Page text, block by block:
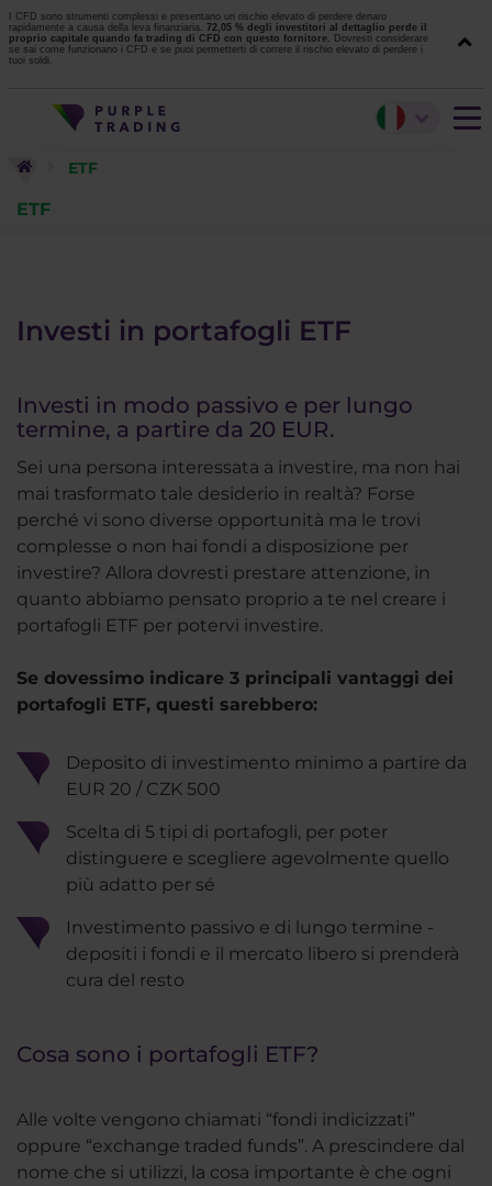
I CFD sono strumenti complessi e presentano un rischio elevato di perdere denaro
rapidamente a causa della leva finanziaria. 72,05 % degli investitori al dettaglio perde il
proprio capitale quando fa trading di CFD con questo fornitore. Dovresti considerare
se sai come funzionano i CFD e se puoi permetterti di correre il rischio elevato di perdere i
tuoi soldi.
ETF
ETF
Investi in portafogli ETF
Investi in modo passivo e per lungo
termine, a partire da 20 EUR.
Sei una persona interessata a investire, ma non hai
mai trasformato tale desiderio in realtà? Forse
perché vi sono diverse opportunità ma le trovi
complesse o non hai fondi a disposizione per
investire? Allora dovresti prestare attenzione, in
quanto abbiamo pensato proprio a te nel creare i
portafogli ETF per potervi investire.
Se dovessimo indicare 3 principali vantaggi dei
portafogli ETF, questi sarebbero:
Deposito di investimento minimo a partire da
EUR 20 / CZK 500
Scelta di 5 tipi di portafogli, per poter
distinguere e scegliere agevolmente quello
più adatto per sé
Investimento passivo e di lungo termine -
depositi i fondi e il mercato libero si prenderà
cura del resto
Cosa sono i portafogli ETF?
Alle volte vengono chiamati “fondi indicizzati”
oppure “exchange traded funds”. A prescindere dal
nome che si utilizzi, la cosa importante è che ogni